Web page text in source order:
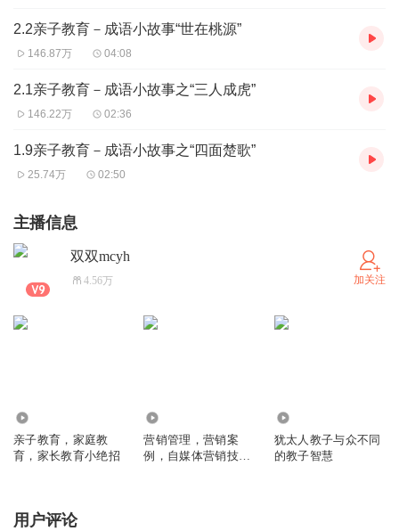
2.2亲子教育－成语小故事“世在桃源”
146.87万 04:08
2.1亲子教育－成语小故事之“三人成虎”
146.22万 02:36
1.9亲子教育－成语小故事之“四面楚歌”
25.74万 02:50
主播信息
双双mcyh
4.56万 加关注
亲子教育，家庭教
育，家长教育小绝招
营销管理，营销案
例，自媒体营销技巧
犹太人教子与众不同
的教子智慧
用户评论